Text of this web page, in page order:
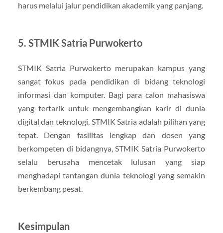
harus melalui jalur pendidikan akademik yang panjang.
5. STMIK Satria Purwokerto
STMIK Satria Purwokerto merupakan kampus yang
sangat fokus pada pendidikan di bidang teknologi
informasi dan komputer. Bagi para calon mahasiswa
yang tertarik untuk mengembangkan karir di dunia
digital dan teknologi, STMIK Satria adalah pilihan yang
tepat. Dengan fasilitas lengkap dan dosen yang
berkompeten di bidangnya, STMIK Satria Purwokerto
selalu berusaha mencetak lulusan yang siap
menghadapi tantangan dunia teknologi yang semakin
berkembang pesat.
Kesimpulan